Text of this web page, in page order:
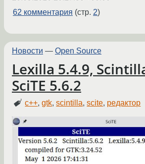
62 комментария (стр. 2)
Новости — Open Source
Lexilla 5.4.9,
SciTE 5.6.2
c++,gtk,scintilla,scite, редактор